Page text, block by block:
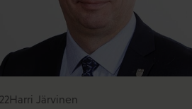
Harri Järvinen